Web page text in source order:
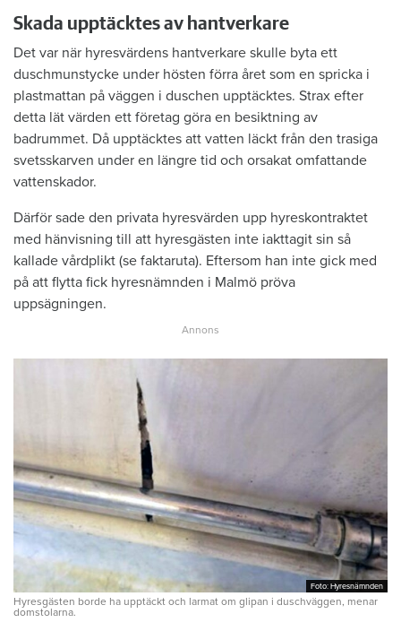
Skada upptäcktes av hantverkare
Det var när hyresvärdens hantverkare skulle byta ett
duschmunstycke under hösten förra året som en spricka i
plastmattan på väggen i duschen upptäcktes. Strax efter
detta lät värden ett företag göra en besiktning av
badrummet. Då upptäcktes att vatten läckt från den trasiga
svetsskarven under en längre tid och orsakat omfattande
vattenskador.
Därför sade den privata hyresvärden upp hyreskontraktet
med hänvisning till att hyresgästen inte iakttagit sin så
kallade vårdplikt (se faktaruta). Eftersom han inte gick med
på att flytta fick hyresnämnden i Malmö pröva
uppsägningen.
Foto: Hyresnämnden
Foto: Hyresnämnden
Hyresgästen borde ha upptäckt och larmat om glipan i duschväggen, menar
domstolarna.